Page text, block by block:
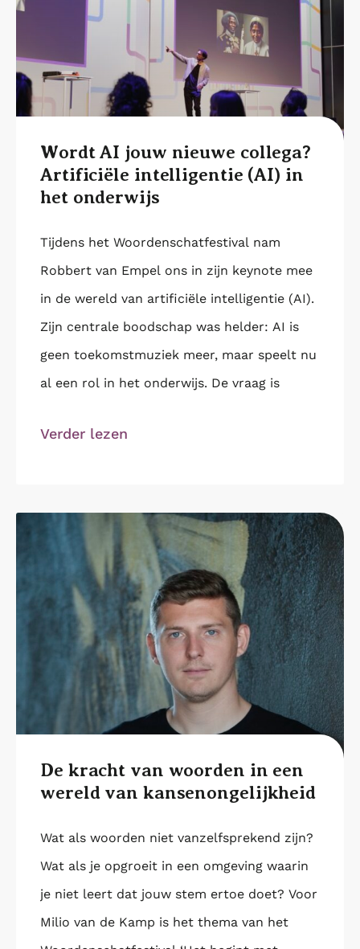
Wordt AI jouw nieuwe collega?
Artificiële intelligentie (AI) in
het onderwijs
Tijdens het Woordenschatfestival nam
Robbert van Empel ons in zijn keynote mee
in de wereld van artificiële intelligentie (AI).
Zijn centrale boodschap was helder: AI is
geen toekomstmuziek meer, maar speelt nu
al een rol in het onderwijs. De vraag is
Verder lezen
De kracht van woorden in een
wereld van kansenongelijkheid
Wat als woorden niet vanzelfsprekend zijn?
Wat als je opgroeit in een omgeving waarin
je niet leert dat jouw stem ertoe doet? Voor
Milio van de Kamp is het thema van het